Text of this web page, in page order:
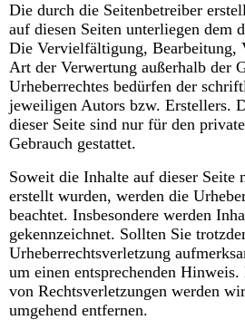
Die durch die Seitenbetreiber
auf diesen Seiten unterliegen dem
Die Vervielfältigung, Bearbeitung,
Art der Verwertung außerhalb der
Urheberrechtes bedürfen der
jeweiligen Autors bzw. Erstellers.
dieser Seite sind nur für den
Gebrauch gestattet.
Soweit die Inhalte auf dieser Seite
erstellt wurden, werden die
beachtet. Insbesondere werden
gekennzeichnet. Sollten Sie
Urheberrechtsverletzung
um einen entsprechenden
von Rechtsverletzungen werden
umgehend entfernen.